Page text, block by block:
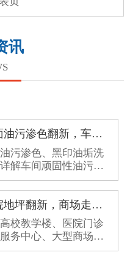
讯
西安厂房地面油污渗色翻新，车间环氧地面黑印油垢洗不掉处理方案
污渗色、黑印油垢洗
解车间顽固性油污成
耐油封闭根治施工方
西安学校医院地坪翻新，商场走廊公共区域环保防滑环氧地坪施工方案
校教学楼、医院门诊
务中心、大型商场超
走廊，属于高人流、